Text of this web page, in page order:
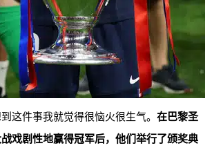
这件事我就觉得很恼火很生气。 在巴黎圣
戏剧性地赢得冠军后，他们举行了颁奖典